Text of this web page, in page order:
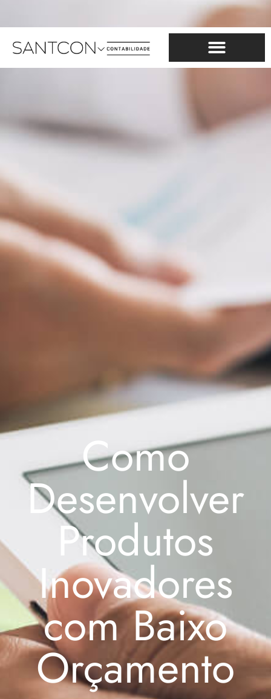
Como
Desenvolver
Produtos
Inovadores
com Baixo
Orçamento